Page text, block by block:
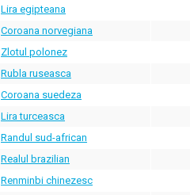
Lira egipteana
Coroana norvegiana
Zlotul polonez
Rubla ruseasca
Coroana suedeza
Lira turceasca
Randul sud-african
Realul brazilian
Renminbi chinezesc